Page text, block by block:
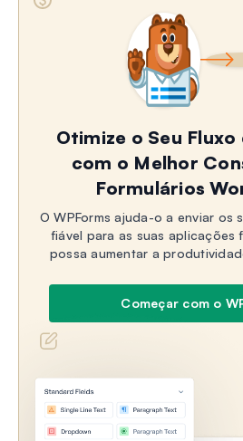
Otimize o Seu
com o Melhor
Formulários
O WPForms ajuda-o a enviar os
fiável para as suas aplicações
possa aumentar a
Começar com o